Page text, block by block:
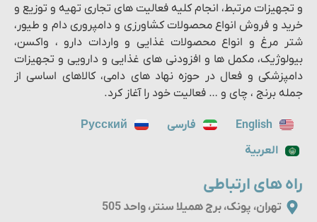
و تجهیزات مرتبط، انجام کلیه فعالیت های تجاری تهیه و توزیع و
خرید و فروش انواع محصولات کشاورزی و دامپروری دام و طیور،
شتر مرغ و انواع محصولات غذایی و واردات دارو ، واکسن،
بیولوژیک، مکمل ها و افزودنی های غذایی و دارویی و تجهیزات
دامپزشکی و فعال در حوزه نهاد های دامی، کالاهای اساسی از
جمله برنج ، چای و … فعالیت خود را آغاز کرد.
English فارسی
Русский
العربية
راه های ارتباطی
تهران، پونک، برج همیلا سنتر، واحد 505